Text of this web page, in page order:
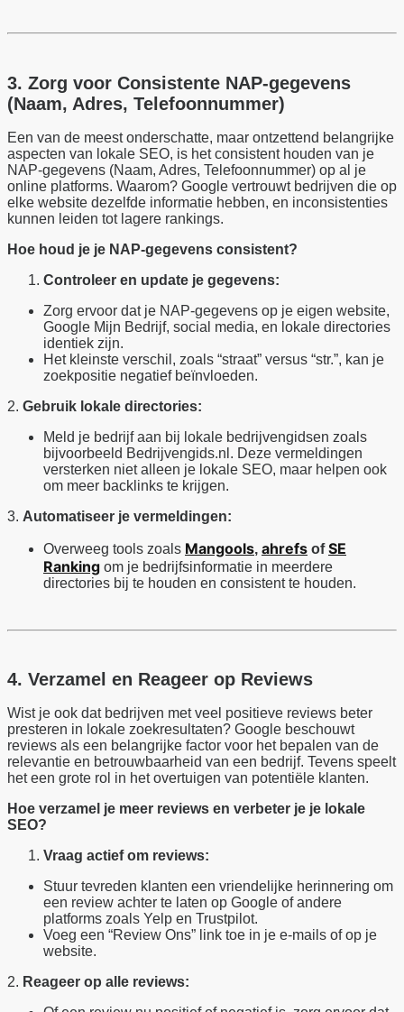
3. Zorg voor Consistente NAP-gegevens
(Naam, Adres, Telefoonnummer)
Een van de meest onderschatte, maar ontzettend belangrijke
aspecten van lokale SEO, is het consistent houden van je
NAP-gegevens (Naam, Adres, Telefoonnummer) op al je
online platforms. Waarom? Google vertrouwt bedrijven die op
elke website dezelfde informatie hebben, en inconsistenties
kunnen leiden tot lagere rankings.
Hoe houd je je NAP-gegevens consistent?
Controleer en update je gegevens:
Zorg ervoor dat je NAP-gegevens op je eigen website,
Google Mijn Bedrijf, social media, en lokale directories
identiek zijn.
Het kleinste verschil, zoals “straat” versus “str.”, kan je
zoekpositie negatief beïnvloeden.
2. Gebruik lokale directories:
Meld je bedrijf aan bij lokale bedrijvengidsen zoals
bijvoorbeeld Bedrijvengids.nl. Deze vermeldingen
versterken niet alleen je lokale SEO, maar helpen ook
om meer backlinks te krijgen.
3. Automatiseer je vermeldingen:
Overweeg tools zoals Mangools, ahrefs ofSE
Ranking om je bedrijfsinformatie in meerdere
directories bij te houden en consistent te houden.
4. Verzamel en Reageer op Reviews
Wist je ook dat bedrijven met veel positieve reviews beter
presteren in lokale zoekresultaten? Google beschouwt
reviews als een belangrijke factor voor het bepalen van de
relevantie en betrouwbaarheid van een bedrijf. Tevens speelt
het een grote rol in het overtuigen van potentiële klanten.
Hoe verzamel je meer reviews en verbeter je je lokale
SEO?
Vraag actief om reviews:
Stuur tevreden klanten een vriendelijke herinnering om
een review achter te laten op Google of andere
platforms zoals Yelp en Trustpilot.
Voeg een “Review Ons” link toe in je e-mails of op je
website.
2. Reageer op alle reviews: